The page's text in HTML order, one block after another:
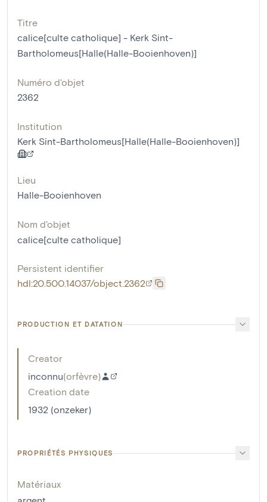
Titre
calice[culte catholique] - Kerk Sint-
Bartholomeus[Halle(Halle-Booienhoven)]
Numéro d'objet
2362
Institution
Kerk Sint-Bartholomeus[Halle(Halle-Booienhoven)]
Lieu
Halle-Booienhoven
Nom d'objet
calice[culte catholique]
Persistent identifier
hdl:20.500.14037/object.2362
PRODUCTION ET DATATION
Creator
inconnu(orfèvre)
Creation date
1932 (onzeker)
PROPRIÉTÉS PHYSIQUES
Matériaux